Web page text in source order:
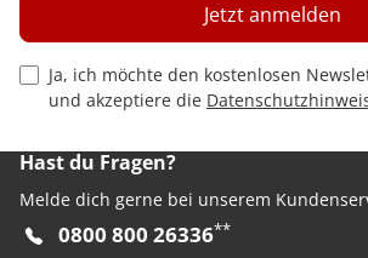
Privacy Policy Checkbox
Ja, ich möchte den kostenlosen
und akzeptiere die
Jetzt anmelden
Hast du Fragen?
Melde dich gerne bei unserem
0800 800 26336**